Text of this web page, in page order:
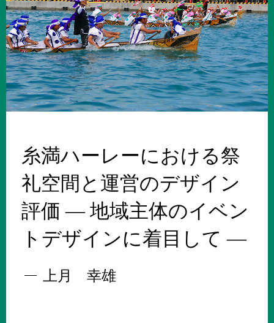
糸満ハーレーにおける祭
礼空間と運営のデザイン
評価 ― 地域主体のイベン
トデザインに着目して ―
上月 幸雄